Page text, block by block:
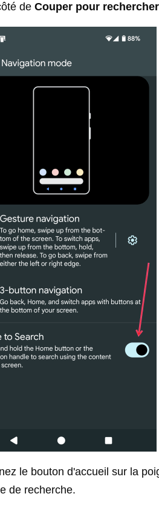
de Couper pour rechercher
le bouton d'accueil sur la
de recherche.